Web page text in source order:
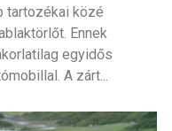
tartozékai közé
Ennek
egyidős
A zárt...